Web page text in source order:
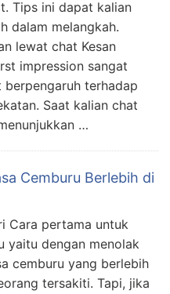
Tips ini dapat kalian
dalam melangkah.
lewat chat Kesan
impression sangat
terhadap
Saat kalian chat
…
Cemburu Berlebih di
Cara pertama untuk
yaitu dengan menolak
cemburu yang berlebih
tersakiti. Tapi, jika